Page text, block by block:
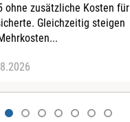
ohne zusätzliche Kosten für
Gleichzeitig steigen